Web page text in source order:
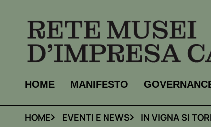
contenuto
HOME MANIFESTO
HOME EVENTI E NEWS IN VIGNA SI